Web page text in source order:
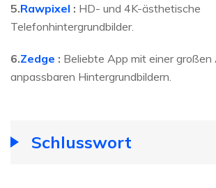
5.Rawpixel : HD- und 4K-ästhetische
Telefonhintergrundbilder.
6.Zedge : Beliebte App mit einer großen
anpassbaren Hintergrundbildern.
Schlusswort